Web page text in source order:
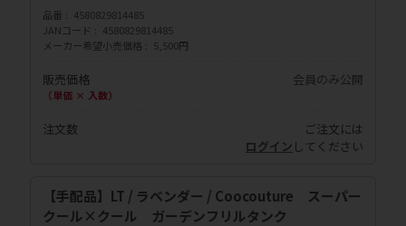
品番
4580829814485
JANコード
4580829814485
メーカー希望小売価格
5,500円
販売価格
（単価 × 入数）
会員のみ公開
注文数
ご注文には
ログイン してください
【手配品】LT / ラベンダー / Coocouture スーパー
クール×クール ガーデンフリルタンク